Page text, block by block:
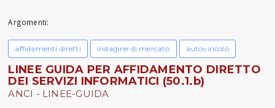
Argomenti:
affidamenti diretti indagine di mercato autovincolo
LINEE GUIDA PER AFFIDAMENTO DIRETTO
DEI SERVIZI INFORMATICI (50.1.b)
ANCI - LINEE-GUIDA